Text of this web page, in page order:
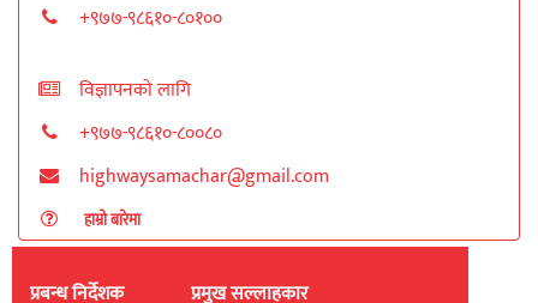
+९७७-९८६१०-८०१००
विज्ञापनको लागि
+९७७-९८६१०-८००८०
highwaysamachar@gmail.com
हाम्रो बारेमा
प्रबन्ध निर्देशक प्रमुख सल्लाहकार